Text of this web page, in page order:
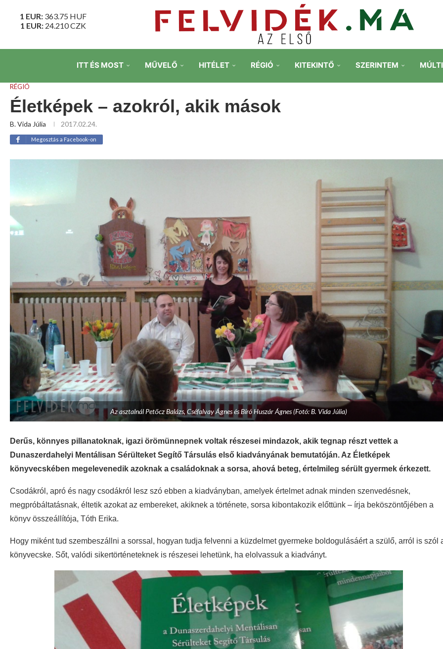
1 EUR: 363.75 HUF
1 EUR: 24.210CZK
ITT ÉS MOST MŰVELŐ HITÉLET RÉGIÓ KITEKINTŐ SZERINTEM
RÉGIÓ
Életképek – azokról, akik mások
B. Vida Júlia 2017.02.24.
Megosztás a Facebook-on
Az asztalnál Petőcz Balázs, Cséfalvay Ágnes és Bíró Huszár Ágnes (Fotó: B. Vida Júlia)
Derűs, könnyes pillanatoknak, igazi örömünnepnek voltak részesei mindazok, akik tegnap részt vettek a
Dunaszerdahelyi Mentálisan Sérülteket Segítő Társulás első kiadványának bemutatóján. Az Életképek
könyvecskében megelevenedik azoknak a családoknak a sorsa, ahová beteg, értelmileg sérült gyermek érkezett.
Csodákról, apró és nagy csodákról lesz szó ebben a kiadványban, amelyek értelmet adnak minden szenvedésnek,
megpróbáltatásnak, éltetik azokat az embereket, akiknek a története, sorsa kibontakozik előttünk – írja beköszöntőjében a
könyv összeállítója, Tóth Erika.
Hogy miként tud szembeszállni a sorssal, hogyan tudja felvenni a küzdelmet gyermeke boldogulásáért a szülő, arról is szól
könyvecske. Sőt, valódi sikertörténeteknek is részesei lehetünk, ha elolvassuk a kiadványt.